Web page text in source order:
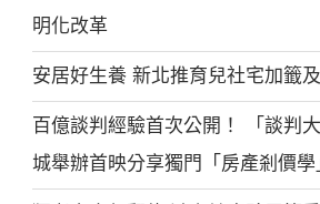
明化改革
安居好生養 新北推育兒社宅加籤
百億談判經驗首次公開！ 「談判
城舉辦首映分享獨門「房產剎價學